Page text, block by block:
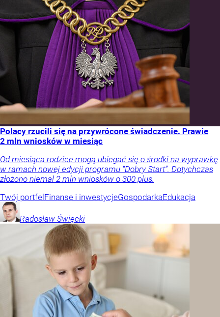
Polacy rzucili się na przywrócone świadczenie. Prawie
2 mln wniosków w miesiąc
Od miesiąca rodzice mogą ubiegać się o środki na wyprawkę
w ramach nowej edycji programu “Dobry Start”. Dotychczas
złożono niemal 2 mln wniosków o 300 plus.
Twój portfel Finanse i inwestycjeGospodarkaEdukacja
Radosław Święcki